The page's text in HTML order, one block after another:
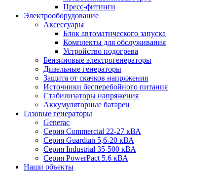
Пресс-фитинги
Электрооборудование
Аксессуары
Блок автоматического запуска
Комплекты для обслуживания
Устройство подогрева
Бензиновые электрогенераторы
Дизельные генераторы
Защита от скачков напряжения
Источники бесперебойного питания
Стабилизаторы напряжения
Аккумуляторные батареи
Газовые генераторы
Generac
Серия Commercial 22-27 кВА
Серия Guardian 5,6-20 кВА
Серия Industrial 35-500 кВА
Серия PowerPact 5.6 кВА
Наши объекты